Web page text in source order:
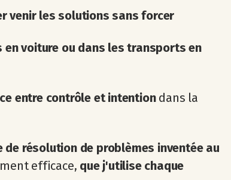
venir les solutions sans forcer
voiture ou dans les transports en
entre contrôle et intentiondans la
de résolution de problèmes inventée au
efficace, que j'utilise chaque